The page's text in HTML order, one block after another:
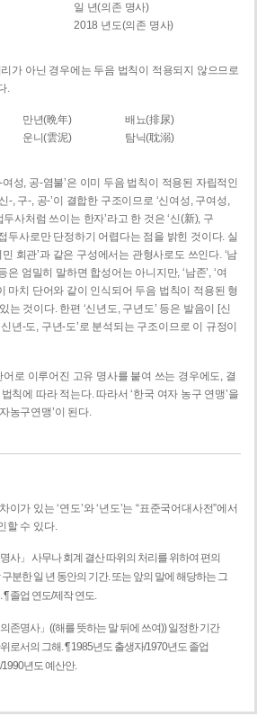
일 년(의존 명사)
2018 년도(의존 명사)
가 아닌 경우에는 두음 법칙이 적용되지 않으므로
.
만년(晩年)
배뇨(排尿)
운니(雲泥) 탐닉(耽溺)
여성, 공-염불’은 이미 두음 법칙이 적용된 자립적인
-, 구-, 공-’이 결합한 구조이므로 ‘신여성, 구여성,
두사처럼 쓰이는 한자’라고 한 것은 ‘신(新), 구
두사로만 단정하기 어렵다는 점을 밝힌 것이다. 실
민 회관’과 같은 구성에서는 관형사로도 쓰인다. ‘남
은 엄밀히 말하면 합성어는 아니지만, ‘남존’, ‘여
이 마치 단어와 같이 인식되어 두음 법칙이 적용된 형
는 것이다. 한편 ‘신년도, 구년도’ 등은 발음이 [신
신년­-도, 구년-­도’로 분석되는 구조이므로 이 규정이
어로 이루어진 고유 명사를 붙여 쓰는 경우에도, 결
칙에 따라 적는다. 따라서 ‘한국 여자 농구 연맹’을
농구연맹’이 된다.
이가 있는 ‘연도’와 ‘년도’는 “표준국어대사전”에서
할 수 있다.
명사」 사무나 회계 결산 따위의 처리를 위하여 편의
구분한 일 년 동안의 기간. 또는 앞의 말에 해당하는 그
¶ 졸업 연도/제작 연도.
의존명사」((해를 뜻하는 말 뒤에 쓰여)) 일정한 기간
로서의 그해. ¶ 1985년도 출생자/1970년도 졸업
1990년도 예산안.